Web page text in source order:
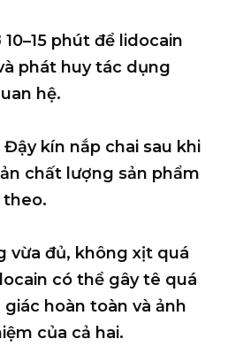
10–15 phút để lidocain
phát huy tác dụng
hệ.
Đậy kín nắp chai sau khi
chất lượng sản phẩm
theo.
vừa đủ, không xịt quá
có thể gây tê quá
hoàn toàn và ảnh
của cả hai.